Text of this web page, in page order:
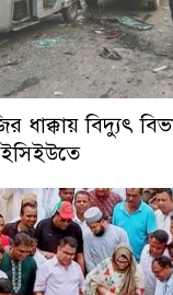
ধাক্কায় বিদ্যুৎ